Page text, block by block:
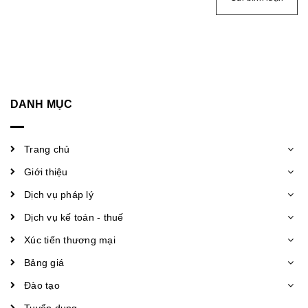
DANH MỤC
Trang chủ
Giới thiệu
Dịch vụ pháp lý
Dịch vụ kế toán - thuế
Xúc tiến thương mại
Bảng giá
Đào tạo